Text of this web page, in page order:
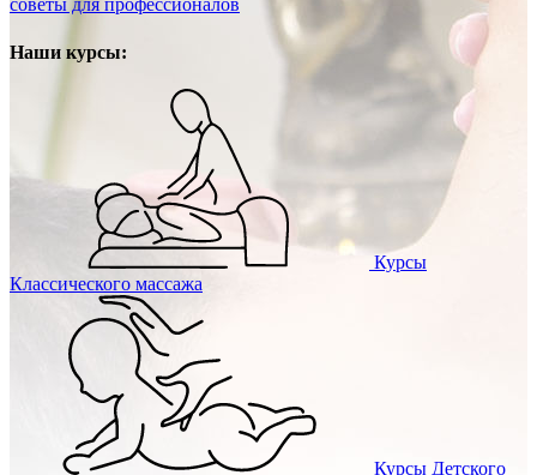
советы для профессионалов
Наши курсы:
Курсы
Классического массажа
Курсы Детского